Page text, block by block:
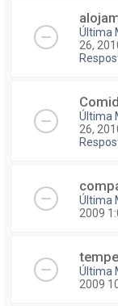
Última
26,
Última
26,
Última
2009
Última
2009